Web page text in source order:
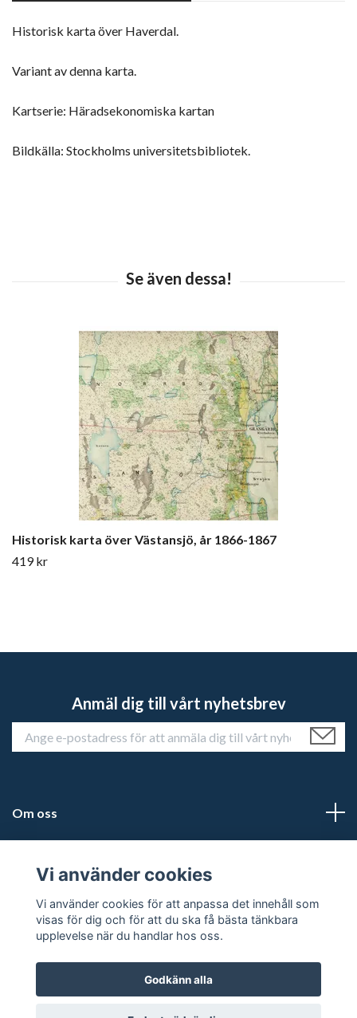
Historisk karta över Haverdal.
Variant av denna karta.
Kartserie: Häradsekonomiska kartan
Bildkälla: Stockholms universitetsbibliotek.
Historisk karta över Västansjö, år 1866-1867
419 kr
Anmäl dig till vårt nyhetsbrev
Om oss
Läs mer
© 2026 Historiehemmet Powered by Quickbutik
Vi använder cookies
Vi använder cookies för att anpassa det innehåll som
visas för dig och för att du ska få bästa tänkbara
upplevelse när du handlar hos oss.
Godkänn alla